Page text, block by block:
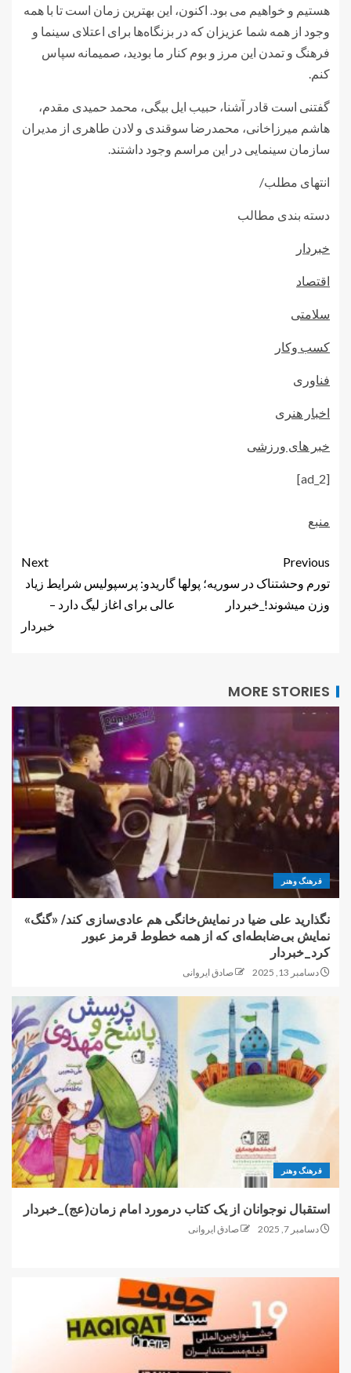
هستیم و خواهیم می بود. اکنون، این بهترین زمان است تا با همه
وجود از همه شما عزیزان که در بزنگاه‌ها برای اعتلای سینما و
فرهنگ و تمدن این مرز و بوم کنار ما بودید، صمیمانه سپاس
کنم.
گفتنی است قادر آشنا، حبیب ایل بیگی، محمد حمیدی مقدم،
هاشم میرزاخانی، محمدرضا سوقندی و لادن طاهری از مدیران
سازمان سینمایی در این مراسم وجود داشتند.
انتهای مطلب/
دسته بندی مطالب
خبردار
اقتصاد
سلامتی
کسب وکار
فناوری
اخبار هنری
خبر های ورزشی
[ad_2]
منبع
Previous
تورم وحشتناک در سوریه؛ پولها
وزن میشوند!_خبردار
Next
گاریدو: پرسپولیس شرایط زیاد
عالی برای اغاز لیگ دارد –
خبردار
MORE STORIES
فرهنگ وهنر
نگذارید علی ضیا در نمایش‌خانگی هم عادی‌سازی کند/ «گنگ»
نمایش بی‌ضابطه‌ای که از همه خطوط قرمز عبور
کرد_خبردار
دسامبر 13, 2025 صادق ایروانی
فرهنگ وهنر
استقبال نوجوانان از یک کتاب درمورد امام زمان(عج)_خبردار
دسامبر 7, 2025 صادق ایروانی